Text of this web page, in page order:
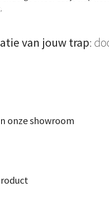
van jouw trap:
onze showroom